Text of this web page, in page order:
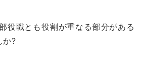
役職とも役割が重なる部分がある
か?